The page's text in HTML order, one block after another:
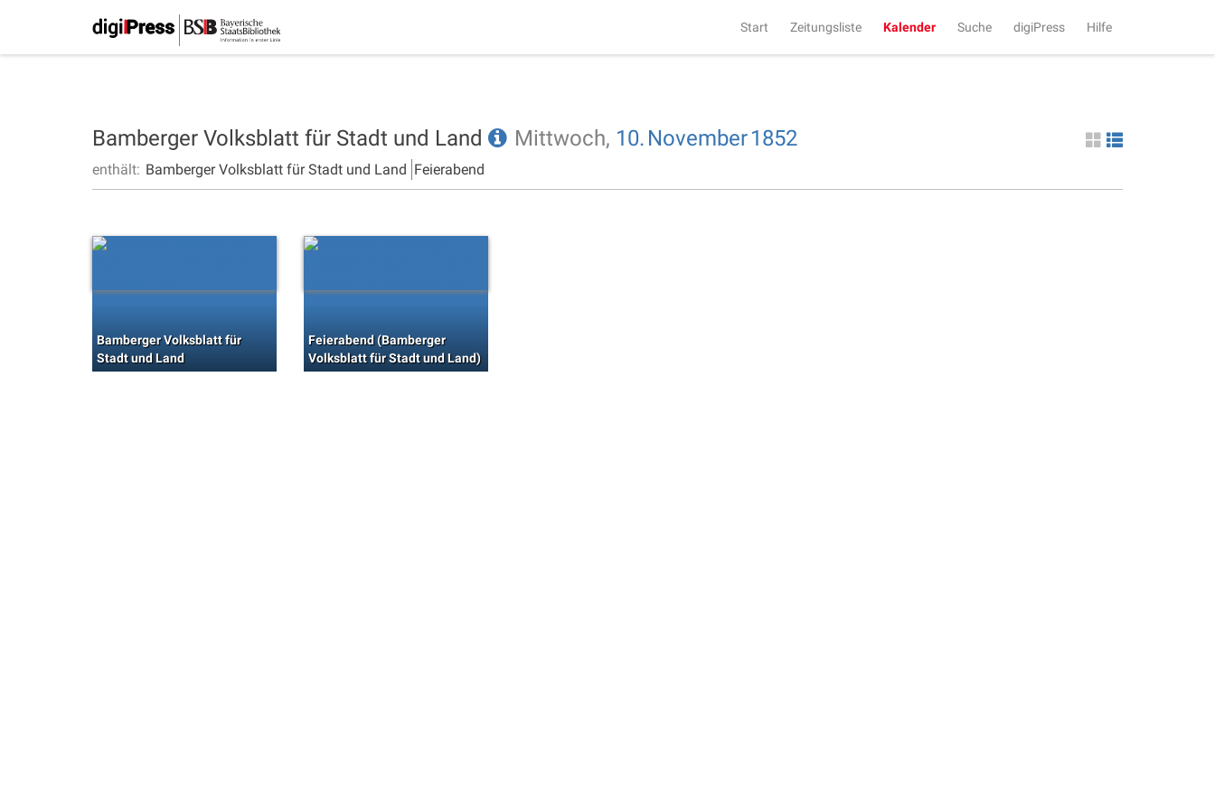
Start Zeitungsliste Kalender Suche digiPress Hilfe
Bamberger Volksblatt für Stadt und Land Mittwoch, 10. November1852
enthält: Bamberger Volksblatt für Stadt und Land Feierabend
Bamberger Volksblatt für
Stadt und Land
Feierabend (Bamberger
Volksblatt für Stadt und Land)